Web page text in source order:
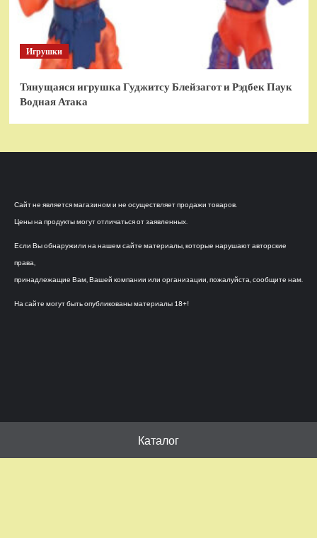
Игрушки
Тянущаяся игрушка Гуджитсу Блейзагот и Рэдбек Паук
Водная Атака
Сайт не является магазином и не осуществляет продажи товаров.
Цены на продукты могут отличаться от заявленных.
Если Вы обнаружили на нашем сайте материалы, которые нарушают авторские
права,
принадлежащие Вам, Вашей компании или организации, пожалуйста, сообщите нам.
На сайте могут быть опубликованы материалы 18+!
Каталог